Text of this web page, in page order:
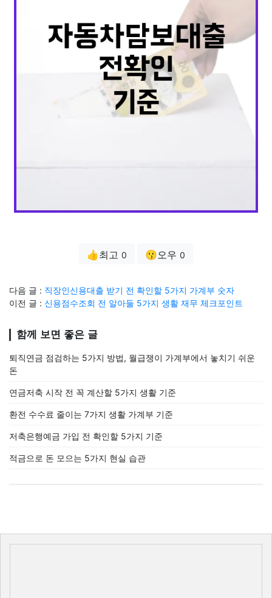
👍최고 0 😗오우 0
다음 글 : 직장인신용대출 받기 전 확인할 5가지 가계부 숫자
이전 글 : 신용점수조회 전 알아둘 5가지 생활 재무 체크포인트
함께 보면 좋은 글
퇴직연금 점검하는 5가지 방법, 월급쟁이 가계부에서 놓치기 쉬운
돈
연금저축 시작 전 꼭 계산할 5가지 생활 기준
환전 수수료 줄이는 7가지 생활 가계부 기준
저축은행예금 가입 전 확인할 5가지 기준
적금으로 돈 모으는 5가지 현실 습관